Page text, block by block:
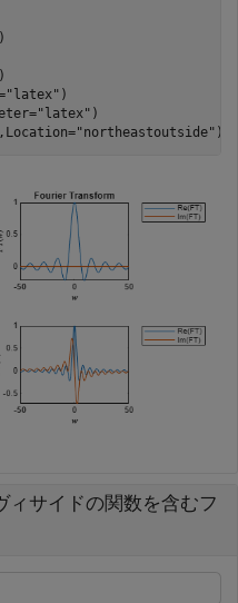
"latex" )
"latex" )
,Location="northeastoutside" )
ィサイドの関数を含むフ